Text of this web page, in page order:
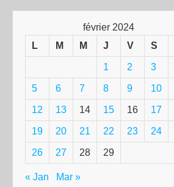
février 2024
L
M M J V S
1 2 3
5 6 7 8 9 10
12 13 14 15 16 17
19 20 21 22 23 24
26 27 28 29
« Jan Mar »